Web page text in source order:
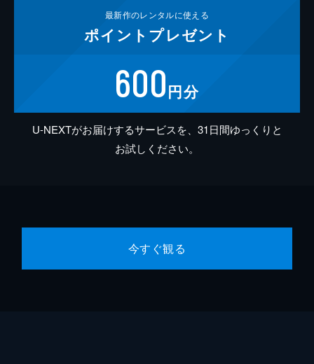
最新作のレンタルに使える
ポイント プレゼント
600円分
U-NEXTがお届けするサービスを、31日間ゆっくりと
お試しください。
今すぐ観る